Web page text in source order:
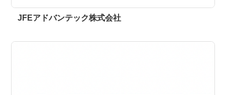
JFEアドバンテック株式会社